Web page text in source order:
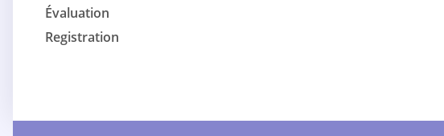
Évaluation
Registration